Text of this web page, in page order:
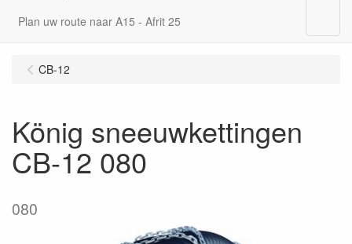
Plan uw route naar A15 - Afrit 25
CB-12
König sneeuwkettingen
CB-12 080
080